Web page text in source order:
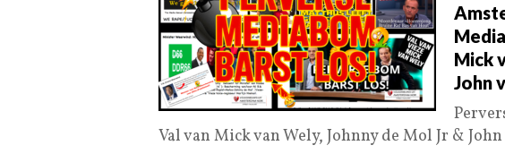
Mick
John
Val van Mick van Wely, Johnny de Mol Jr &